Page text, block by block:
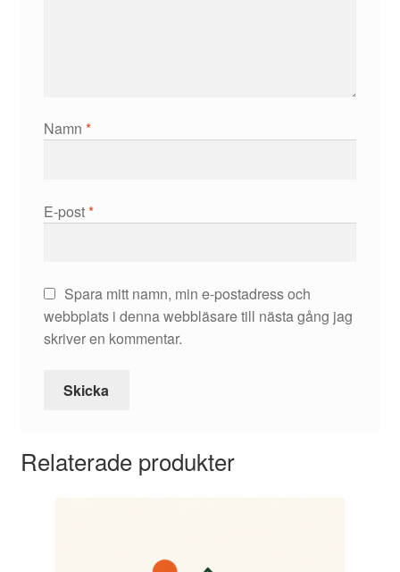
Namn *
E-post*
Spara mitt namn, min e-postadress och
webbplats i denna webbläsare till nästa gång jag
skriver en kommentar.
Relaterade produkter